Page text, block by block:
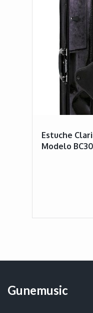
Estuche
Modelo
Gunemusic